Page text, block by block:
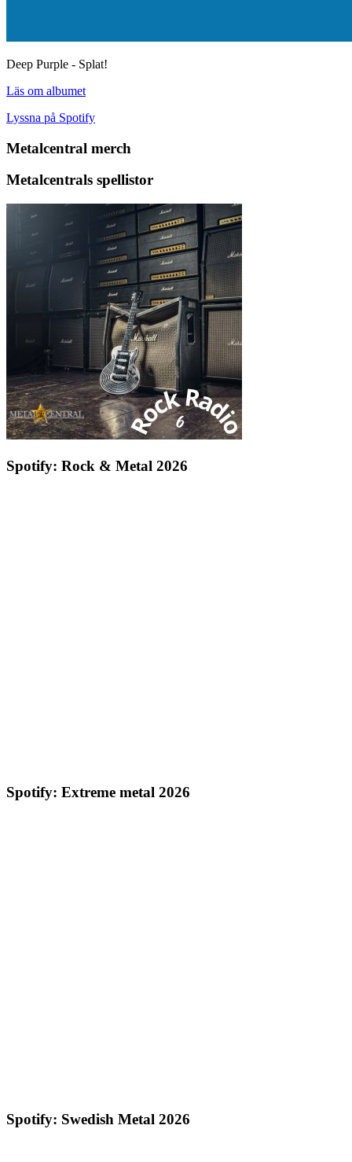
Deep Purple - Splat!
Läs om albumet
Lyssna på Spotify
Metalcentral merch
Metalcentrals spellistor
Spotify: Rock & Metal 2026
Spotify: Extreme metal 2026
Spotify: Swedish Metal 2026